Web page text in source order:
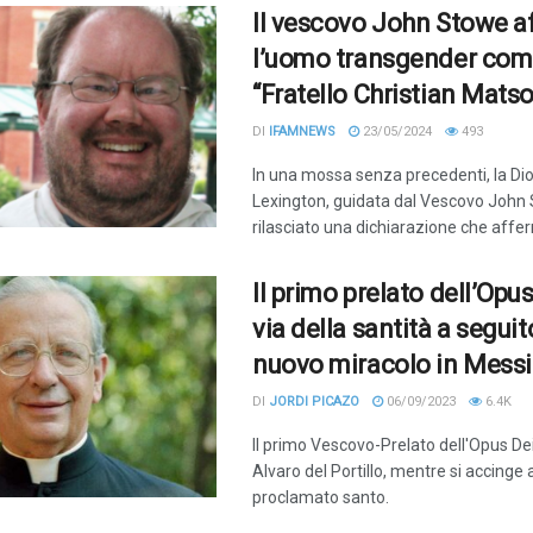
Il vescovo John Stowe
l’uomo transgender
“Fratello Christian
DI IFAMNEWS 23/05/2024 493
In una mossa senza precedenti, la
Lexington, guidata dal Vescovo John
rilasciato una dichiarazione che
Il primo prelato
via della santità a
nuovo miracolo in
DI JORDI PICAZO 06/09/2023 6.4K
Il primo Vescovo-Prelato dell'Opus
Alvaro del Portillo, mentre si accinge
proclamato santo.